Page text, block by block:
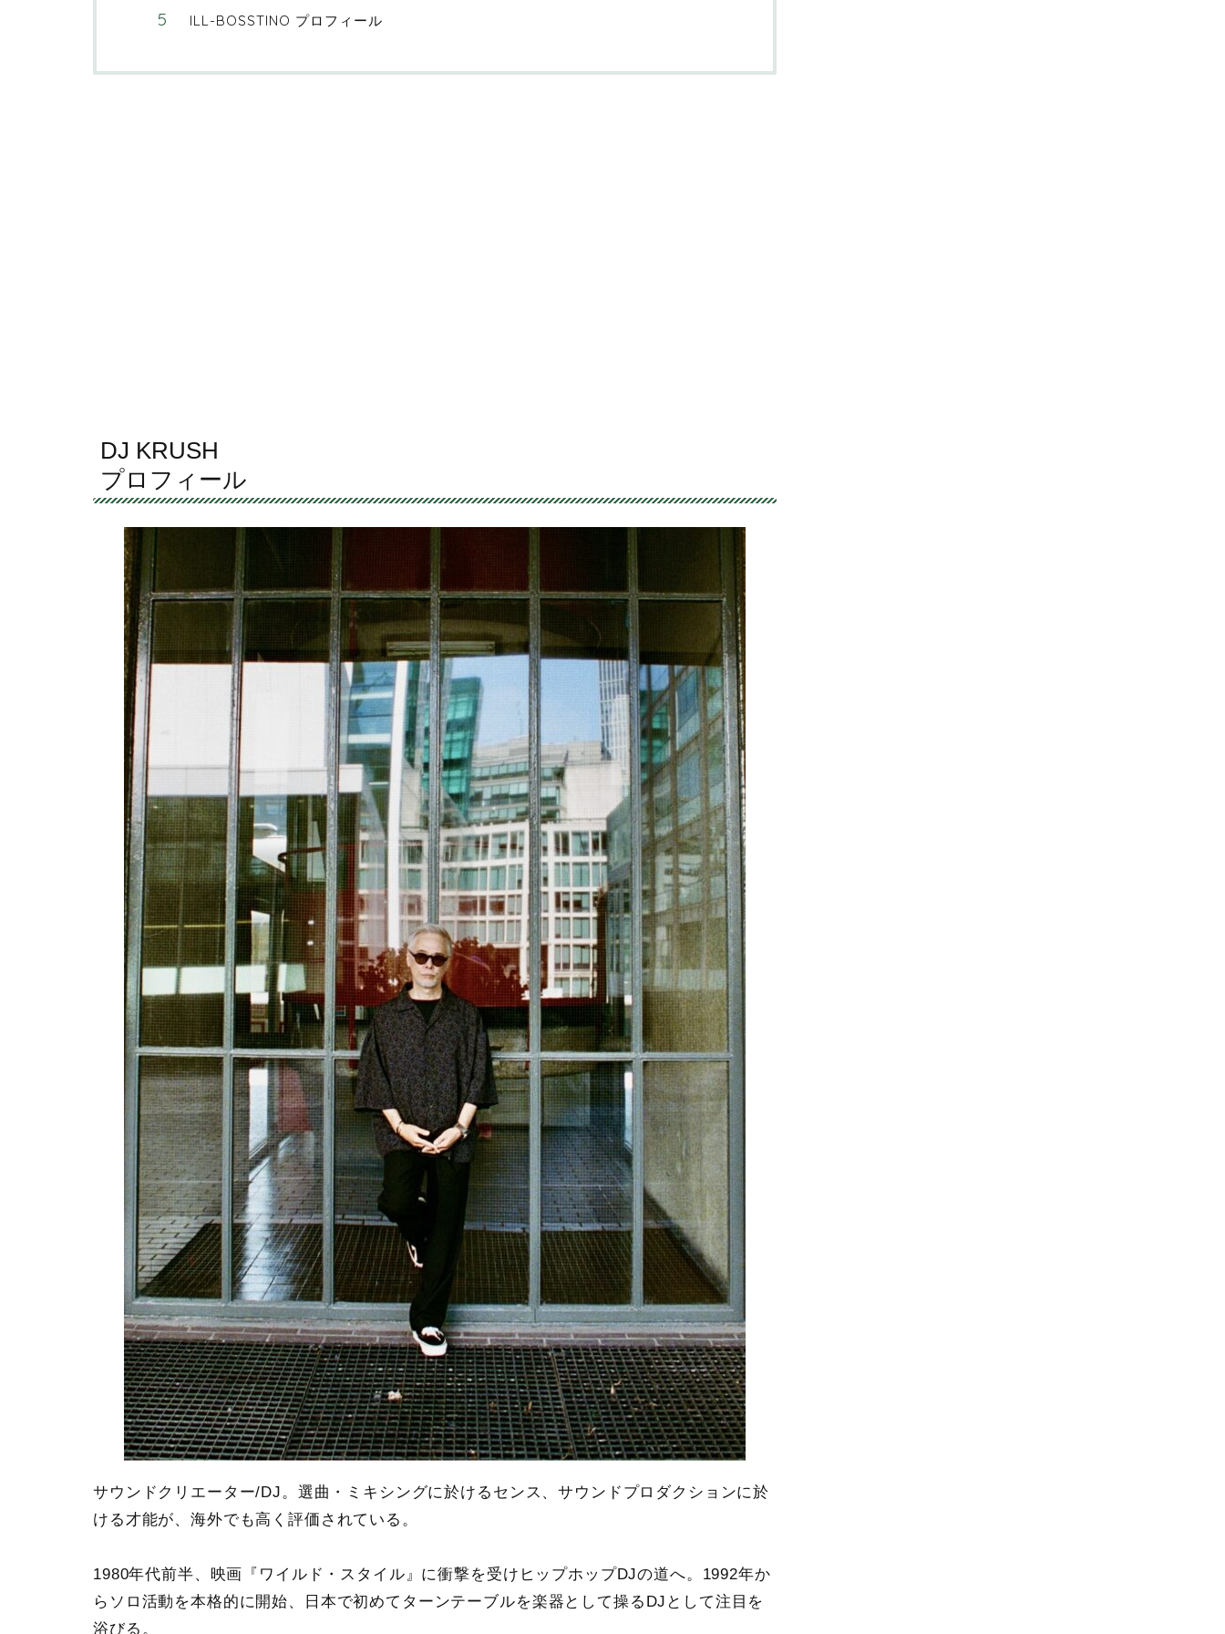
ILL-BOSSTINO プロフィール
DJ KRUSH
プロフィール
サウンドクリエーター/DJ。選曲・ミキシングに於けるセンス、サウンドプロダクションに於
ける才能が、海外でも高く評価されている。
1980年代前半、映画『ワイルド・スタイル』に衝撃を受けヒップホップDJの道へ。1992年か
らソロ活動を本格的に開始、日本で初めてターンテーブルを楽器として操るDJとして注目を
浴びる。